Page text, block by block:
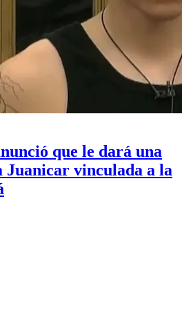
que le dará una
Juanicar vinculada a la